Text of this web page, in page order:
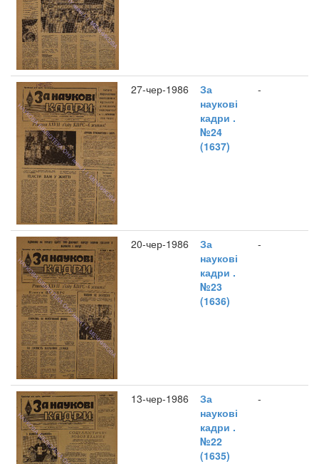
27-чер-1986
За
наукові
кадри .
№24
(1637)
-
20-чер-1986
За
наукові
кадри .
№23
(1636)
-
13-чер-1986
За
наукові
кадри .
№22
(1635)
-